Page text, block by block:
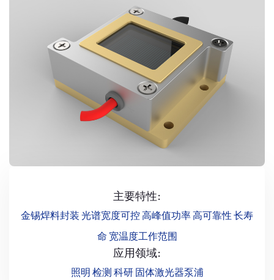
主要特性:
金锡焊料封装 光谱宽度可控 高峰值功率 高可靠性 长寿
命 宽温度工作范围
应用领域:
照明 检测 科研 固体激光器泵浦